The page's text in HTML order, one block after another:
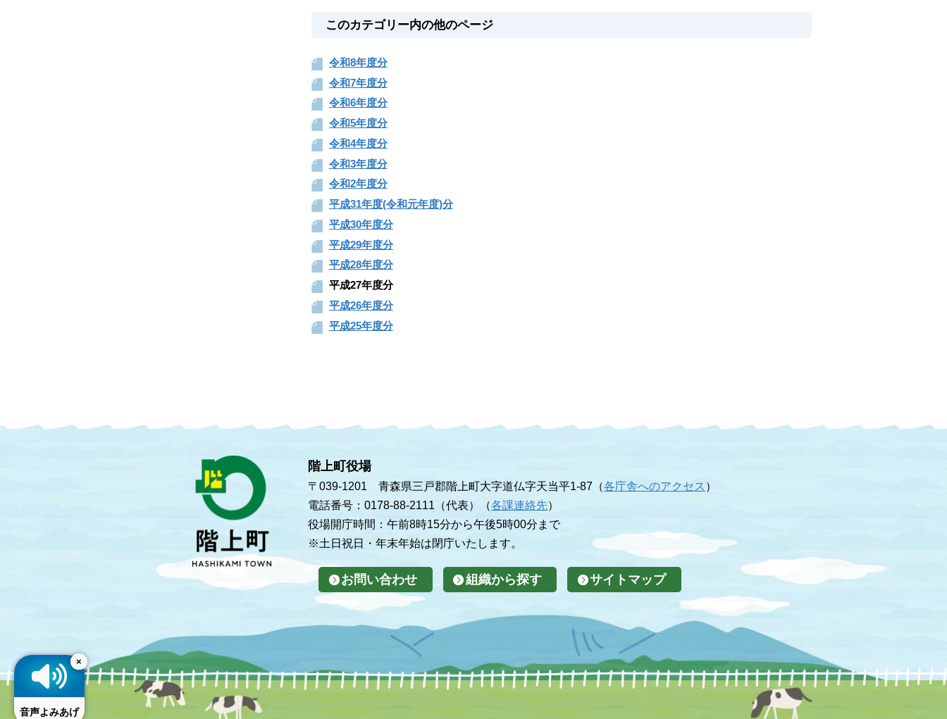
×
音声よみあげ
このカテゴリー内の他のページ
令和8年度分
令和7年度分
令和6年度分
令和5年度分
令和4年度分
令和3年度分
令和2年度分
平成31年度(令和元年度)分
平成30年度分
平成29年度分
平成28年度分
平成27年度分
平成26年度分
平成25年度分
階上町役場
〒039-1201 青森県三戸郡階上町大字道仏字天当平1-87（各庁舎へのアクセス ）
電話番号：0178-88-2111（代表）（各課連絡先）
役場開庁時間：午前8時15分から午後5時00分まで
※土日祝日・年末年始は閉庁いたします。
お問い合わせ 組織から探す サイトマップ